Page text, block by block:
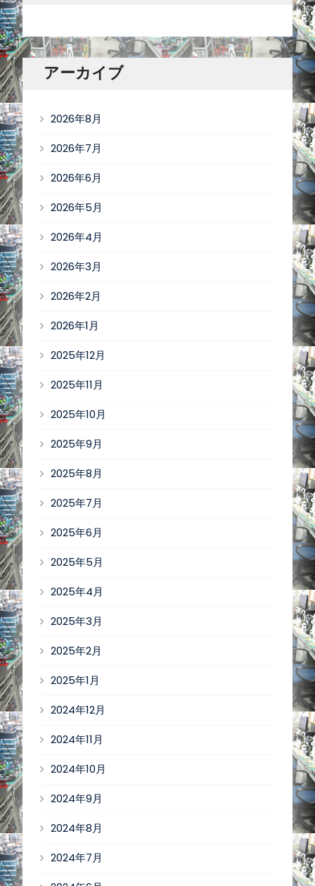
アーカイブ
2026年8月
2026年7月
2026年6月
2026年5月
2026年4月
2026年3月
2026年2月
2026年1月
2025年12月
2025年11月
2025年10月
2025年9月
2025年8月
2025年7月
2025年6月
2025年5月
2025年4月
2025年3月
2025年2月
2025年1月
2024年12月
2024年11月
2024年10月
2024年9月
2024年8月
2024年7月